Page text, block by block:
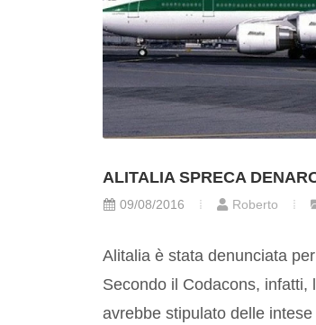
ALITALIA SPRECA
09/08/2016 Roberto
Alitalia è stata denunciata
Secondo il Codacons,
avrebbe stipulato delle